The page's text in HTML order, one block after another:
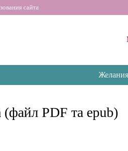
сайта
Желания
PDF та epub)